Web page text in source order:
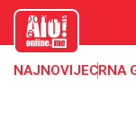
aloonline.
me
NAJNOVIJECRNA